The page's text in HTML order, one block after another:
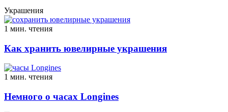
Украшения
1 мин. чтения
Как хранить ювелирные украшения
1 мин. чтения
Немного о часах Longines